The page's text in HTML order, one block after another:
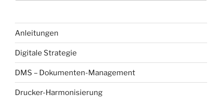
Anleitungen
Digitale Strategie
DMS – Dokumenten-Management
Drucker-Harmonisierung